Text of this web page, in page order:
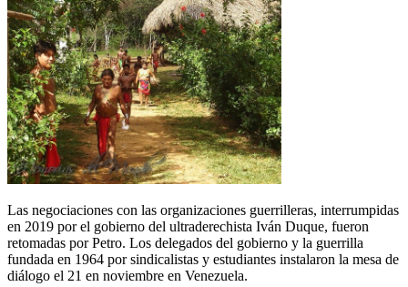
Las negociaciones con las organizaciones guerrilleras, interrumpidas
en 2019 por el gobierno del ultraderechista Iván Duque, fueron
retomadas por Petro. Los delegados del gobierno y la guerrilla
fundada en 1964 por sindicalistas y estudiantes instalaron la mesa de
diálogo el 21 en noviembre en Venezuela.